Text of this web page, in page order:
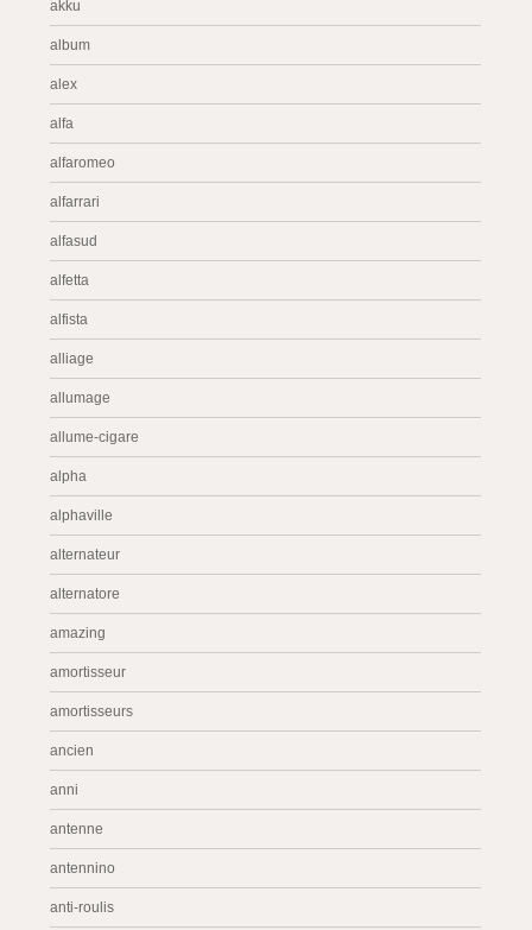
akku
album
alex
alfa
alfaromeo
alfarrari
alfasud
alfetta
alfista
alliage
allumage
allume-cigare
alpha
alphaville
alternateur
alternatore
amazing
amortisseur
amortisseurs
ancien
anni
antenne
antennino
anti-roulis